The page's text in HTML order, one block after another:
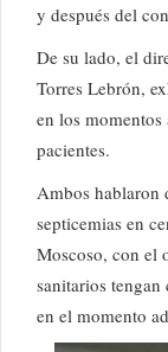
y después del
De su lado, el
Torres Lebrón,
en los
pacientes.
Ambos hablaron
septicemias en
Moscoso, con el
sanitarios tengan
en el momento